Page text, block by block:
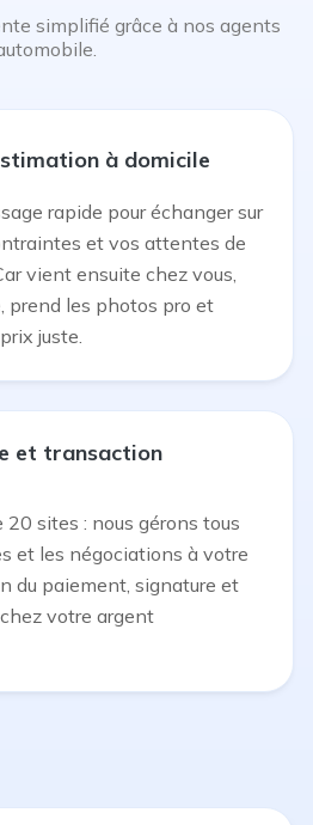
simplifié grâce à nos agents
à domicile
rapide pour échanger sur
et vos attentes de
vient ensuite chez vous,
prend les photos pro et
juste.
et transaction
20 sites : nous gérons tous
et les négociations à votre
du paiement, signature et
votre argent